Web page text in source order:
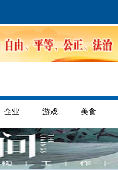
企业 游戏 美食